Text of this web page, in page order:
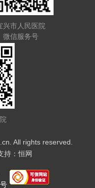
兴市人民医院
微信服务号
All rights reserved.
持：恒网